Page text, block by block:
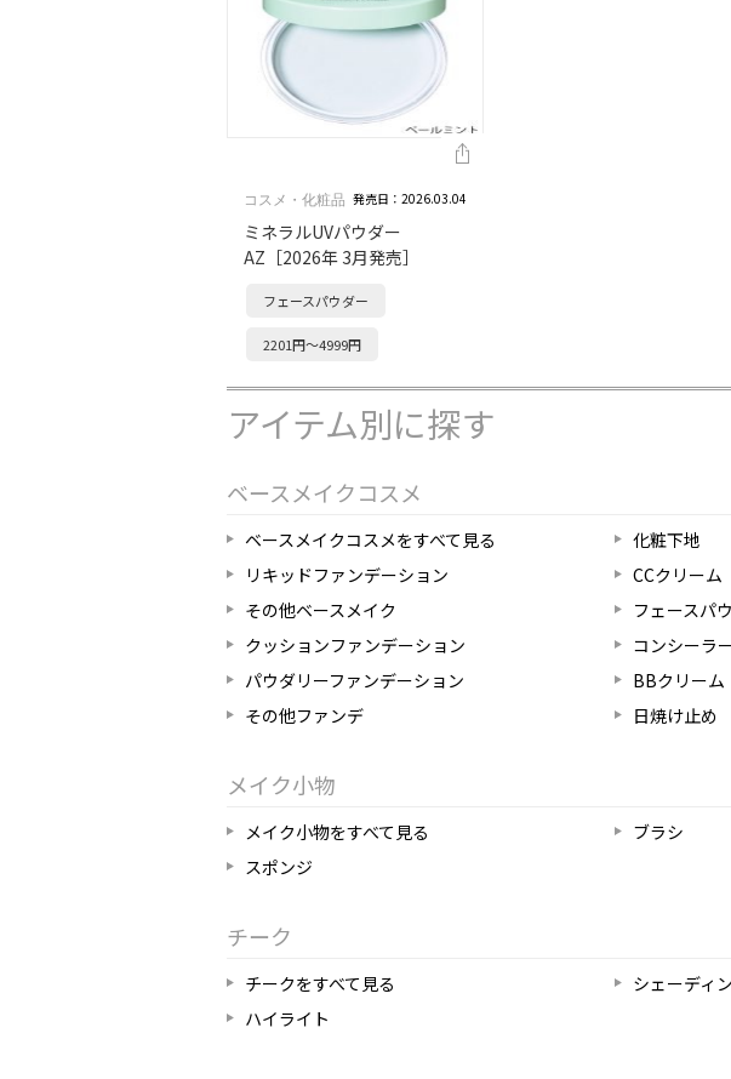
コスメ・化粧品 発売日：2026.03.04
ミネラルUVパウダー
AZ［2026年 3月発売］
フェースパウダー
2201円～4999円
アイテム別に探す
ベースメイクコスメ
ベースメイクコスメをすべて見る
化粧下地
リキッドファンデーション
CCクリーム
その他ベースメイク
フェースパ
クッションファンデーション
コンシーラ
パウダリーファンデーション
BBクリーム
その他ファンデ
日焼け止め
メイク小物
メイク小物をすべて見る
ブラシ
スポンジ
チーク
チークをすべて見る
シェーディ
ハイライト